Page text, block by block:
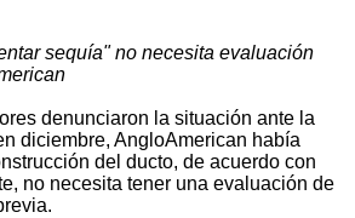
sequía" no necesita evaluación
denunciaron la situación ante la
diciembre, AngloAmerican había
del ducto, de acuerdo con
no necesita tener una evaluación de